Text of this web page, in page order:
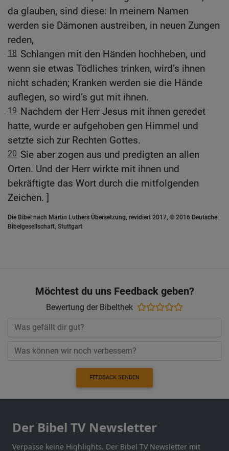
da glauben, sind diese: In meinem Namen
werden sie Dämonen austreiben, in neuen Zungen
reden,
18 Schlangen mit den Händen hochheben, und
wenn sie etwas Tödliches trinken, wird’s ihnen
nicht schaden; Kranken werden sie die Hände
auflegen, so wird’s gut mit ihnen.
19 Nachdem der Herr Jesus mit ihnen geredet
hatte, wurde er aufgehoben gen Himmel und
setzte sich zur Rechten Gottes.
20 Sie aber zogen aus und predigten an allen
Orten. Und der Herr wirkte mit ihnen und
bekräftigte das Wort durch die mitfolgenden
Zeichen. ]
Die Bibel nach Martin Luthers Übersetzung, revidiert 2017, © 2016 Deutsche
Bibelgesellschaft, Stuttgart
Möchtest du uns Feedback geben?
Bewertung der Bibelthek
FEEDBACK SENDEN
Der Bibel TV Newsletter
Verpasse keine Highlights. Der Bibel TV Newsletter mit